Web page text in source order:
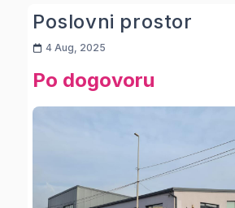
Poslovni prostor
4 Aug, 2025
Po dogovoru